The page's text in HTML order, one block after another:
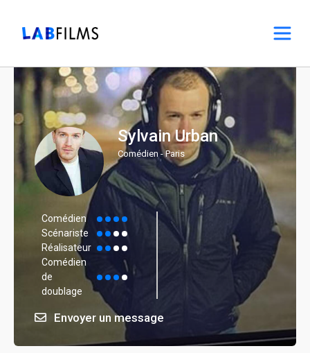
Sylvain Urban
Comédien - Paris
Comédien
Scénariste
Réalisateur
Comédien
de
doublage
Envoyer un message